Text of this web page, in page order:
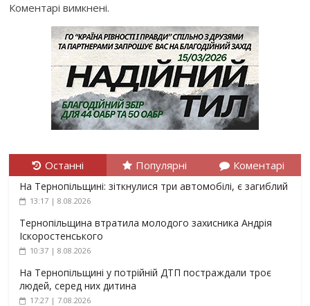
Коментарі вимкнені.
Останні Популярні Коментарі
На Тернопільщині: зіткнулися три автомобілі, є загиблий
13:17 | 8.08.2026
Тернопільщина втратила молодого захисника Андрія
Іскоростенського
10:37 | 8.08.2026
На Тернопільщині у потрійній ДТП постраждали троє
людей, серед них дитина
17:27 | 7.08.2026